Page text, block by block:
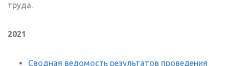
труда.
2021
Сводная ведомость результатов проведения